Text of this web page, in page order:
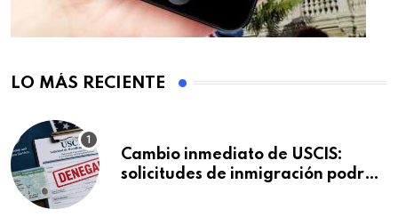
LO MÁS RECIENTE
Cambio inmediato de USCIS:
solicitudes de inmigración podrán